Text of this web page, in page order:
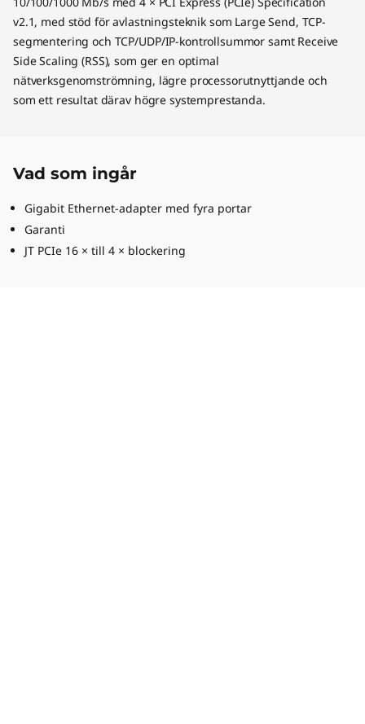
v2.1, med stöd för avlastningsteknik som Large Send, TCP-
segmentering och TCP/UDP/IP-kontrollsummor samt Receive
Side Scaling (RSS), som ger en optimal
nätverksgenomströmning, lägre processorutnyttjande och
som ett resultat därav högre systemprestanda.
Vad som ingår
Gigabit Ethernet-adapter med fyra portar
Garanti
JT PCIe 16 × till 4 × blockering